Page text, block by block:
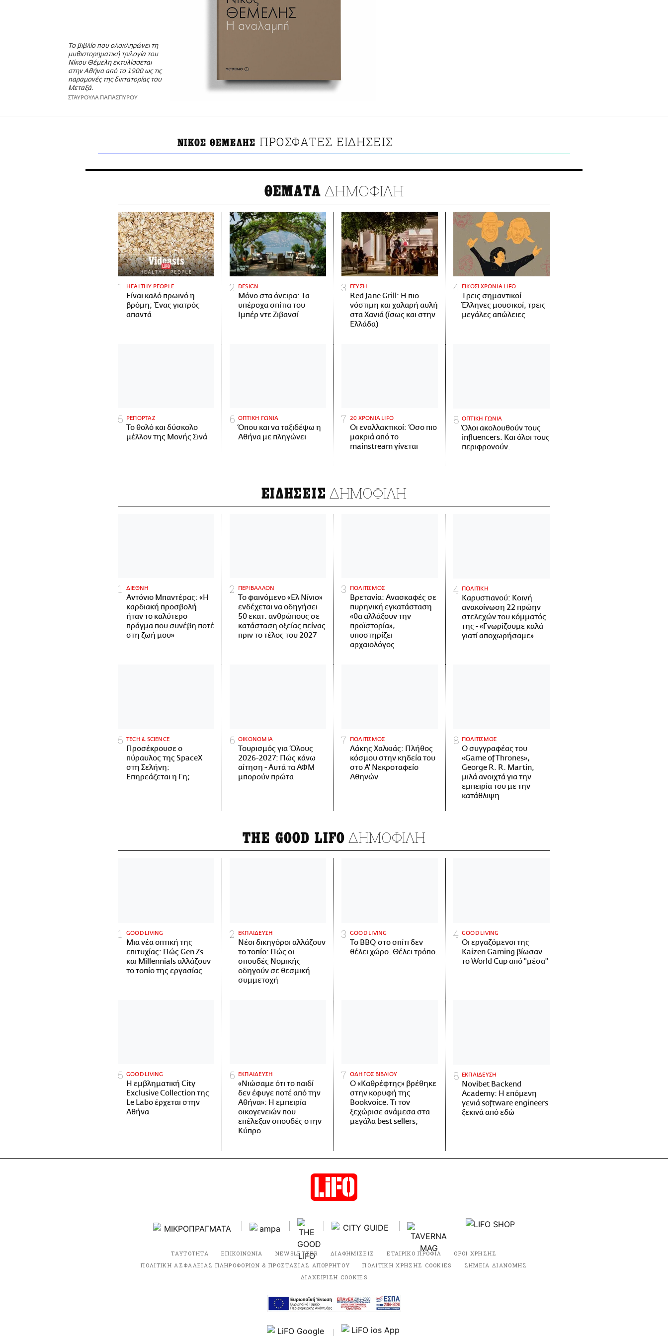
Το βιβλίο που ολοκληρώνει τη
μυθιστορηματική τριλογία του
Νίκου Θέμελη εκτυλίσσεται
στην Αθήνα από το 1900 ως τις
παραμονές της δικτατορίας του
Μεταξά.
ΣΤΑΥΡΟΥΛΑ ΠΑΠΑΣΠΥΡΟΥ
ΝΙΚΟΣ ΘΕΜΕΛΗΣ ΠΡΟΣΦΑΤΕΣ ΕΙΔΗΣΕΙΣ
ΘΕΜΑΤΑ ΔΗΜΟΦΙΛΗ
HEALTHY PEOPLE
Είναι καλό πρωινό η
βρόμη; Ένας γιατρός
απαντά
DESIGN
Μόνο στα όνειρα: Τα
υπέροχα σπίτια του
Ιμπέρ ντε Ζιβανσί
ΓΕΥΣΗ
Red Jane Grill: Η πιο
νόστιμη και χαλαρή αυλή
στα Χανιά (ίσως και στην
Ελλάδα)
ΕΙΚΟΣΙ ΧΡΟΝΙΑ LIFO
Tρεις σημαντικοί
Έλληνες μουσικοί, τρεις
μεγάλες απώλειες
ΡΕΠΟΡΤΑΖ
Το θολό και δύσκολο
μέλλον της Μονής Σινά
ΟΠΤΙΚΗ ΓΩΝΙΑ
Όπου και να ταξιδέψω η
Αθήνα με πληγώνει
20 ΧΡΟΝΙΑ LIFO
Οι εναλλακτικοί: Όσο πιο
μακριά από το
mainstream γίνεται
ΟΠΤΙΚΗ ΓΩΝΙΑ
Όλοι ακολουθούν τους
influencers. Και όλοι τους
περιφρονούν.
ΕΙΔΗΣΕΙΣ ΔΗΜΟΦΙΛΗ
ΔΙΕΘΝΗ
Αντόνιο Μπαντέρας: «Η
καρδιακή προσβολή
ήταν το καλύτερο
πράγμα που συνέβη ποτέ
στη ζωή μου»
ΠΕΡΙΒΑΛΛΟΝ
Το φαινόμενο «Ελ Νίνιο»
ενδέχεται να οδηγήσει
50 εκατ. ανθρώπους σε
κατάσταση οξείας πείνας
πριν το τέλος του 2027
ΠΟΛΙΤΙΣΜΟΣ
Βρετανία: Ανασκαφές σε
πυρηνική εγκατάσταση
«θα αλλάξουν την
προϊστορία»,
υποστηρίζει
αρχαιολόγος
ΠΟΛΙΤΙΚΗ
Καρυστιανού: Κοινή
ανακοίνωση 22 πρώην
στελεχών του κόμματός
της - «Γνωρίζουμε καλά
γιατί αποχωρήσαμε»
ΤECH & SCIENCE
Προσέκρουσε ο
πύραυλος της SpaceX
στη Σελήνη:
Επηρεάζεται η Γη;
ΟΙΚΟΝΟΜΙΑ
Τουρισμός για Όλους
2026-2027: Πώς κάνω
αίτηση - Αυτά τα ΑΦΜ
μπορούν πρώτα
ΠΟΛΙΤΙΣΜΟΣ
Λάκης Χαλκιάς: Πλήθος
κόσμου στην κηδεία του
στο Α' Νεκροταφείο
Αθηνών
ΠΟΛΙΤΙΣΜΟΣ
Ο συγγραφέας του
«Game of Thrones»,
George R. R. Martin,
μιλά ανοιχτά για την
εμπειρία του με την
κατάθλιψη
THE GOOD LIFO ΔΗΜΟΦΙΛΗ
GOOD LIVING
Μια νέα οπτική της
επιτυχίας: Πώς Gen Zs
και Millennials αλλάζουν
το τοπίο της εργασίας
ΕΚΠΑΙΔΕΥΣΗ
Νέοι δικηγόροι αλλάζουν
το τοπίο: Πώς οι
σπουδές Νομικής
οδηγούν σε θεσμική
συμμετοχή
GOOD LIVING
Το BBQ στο σπίτι δεν
θέλει χώρο. Θέλει τρόπο.
GOOD LIVING
Οι εργαζόμενοι της
Kaizen Gaming βίωσαν
το World Cup από "μέσα"
GOOD LIVING
Η εμβληματική City
Exclusive Collection της
Le Labo έρχεται στην
Αθήνα
ΕΚΠΑΙΔΕΥΣΗ
«Νιώσαμε ότι το παιδί
δεν έφυγε ποτέ από την
Αθήνα»: Η εμπειρία
οικογενειών που
επέλεξαν σπουδές στην
Κύπρο
ΟΔΗΓΟΣ ΒΙΒΛΙΟΥ
Ο «Καθρέφτης» βρέθηκε
στην κορυφή της
Bookvoice. Τι τον
ξεχώρισε ανάμεσα στα
μεγάλα best sellers;
ΕΚΠΑΙΔΕΥΣΗ
Novibet Backend
Academy: Η επόμενη
γενιά software engineers
ξεκινά από εδώ
ΤΑΥΤΟΤΗΤΑ ΕΠΙΚΟΙΝΩΝΙΑ NEWSLETTER ΔΙΑΦΗΜΙΣΕΙΣ ΕΤΑΙΡΙΚΟ ΠΡΟΦΙΛ
ΟΡΟΙ ΧΡΗΣΗΣ
ΠΟΛΙΤΙΚΗ ΑΣΦΑΛΕΙΑΣ ΠΛΗΡΟΦΟΡΙΩΝ & ΠΡΟΣΤΑΣΙΑΣ ΑΠΟΡΡΗΤΟΥ
ΠΟΛΙΤΙΚΗ ΧΡΗΣΗΣ COOKIES
ΣΗΜΕΙΑ ΔΙΑΝΟΜΗΣ
ΔΙΑΧΕΙΡΙΣΗ COOKIES